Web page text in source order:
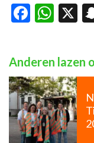
X
Anderen lazen